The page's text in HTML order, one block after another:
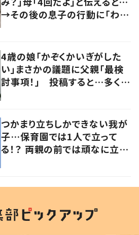
→その後の息子の行動に「わか
4歳の娘「かぞくかいぎがした
い」まさかの議題に父親「最検
討事項！」 投稿すると…多くの
つかまり立ちしかできない我が
子…保育園では1人で立って
る！？ 両親の前では頑なに立た